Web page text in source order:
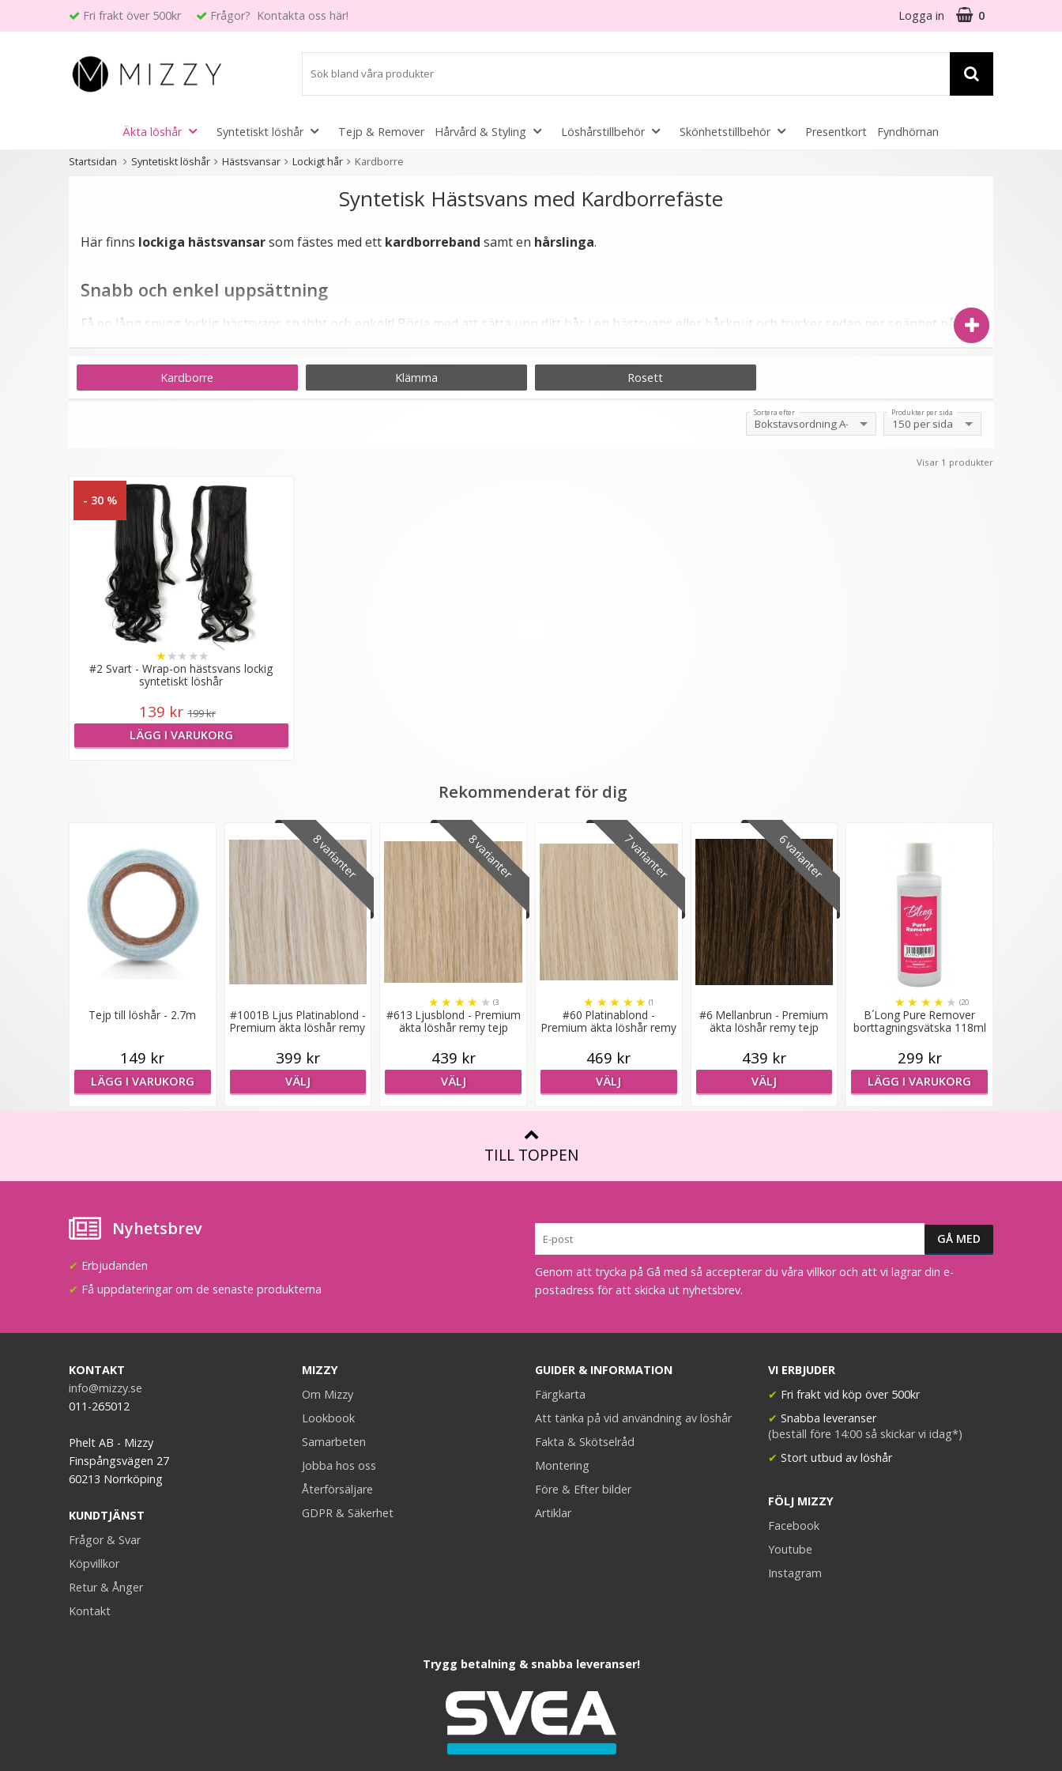
Fri frakt över 500kr Frågor? Kontakta oss här! Logga in 0
Äkta löshår Syntetiskt löshår Tejp & Remover Hårvård & Styling Löshårstillbehör Skönhetstillbehör Presentkort Fyndhörnan
Startsidan Syntetiskt löshår Hästsvansar Lockigt hår Kardborre
Syntetisk Hästsvans med Kardborrefäste
Här finns lockiga hästsvansarsom fästes med ett kardborreband samt en hårslinga.
Snabb och enkel uppsättning
Få en lång snygg lockig hästsvans snabbt och enkelt! Börja med att sätta upp ditt hår i en hästsvans eller hårknut och trycker sedan ner spännet på
hästsvansen, detta moment kan kräva en hårnål för att hålla håret på plats.
Matcha rätt hårfärg
Tänk på att matcha håret längre in på huvudet och inte topparna då de ofta har en ljusare ton än övriga håret. Hästsvansen monteras när ditt hår är
uppsatt och bör därför inte matchas med topparna som inte syns.
Kom ihåg att borsta igenom håret minst morgon och kväll för att undvika onödigt trassel och tovor.
Kardborre Klämma Rosett
Sortera efter Produkter per sida
Visar 1 produkter
- 30 %
#2 Svart - Wrap-on hästsvans lockig
syntetiskt löshår
★ ★★ ★★
139 kr 199 kr
LÄGG I VARUKORG
Rekommenderat för dig
Tejp till löshår - 2.7m
149 kr
LÄGG I VARUKORG
8 varianter
#1001B Ljus Platinablond -
Premium äkta löshår remy
399 kr
VÄLJ
8 varianter
#613 Ljusblond - Premium
äkta löshår remy tejp
★ ★ ★ ★ ★ (3
recensioner)
439 kr
VÄLJ
7 varianter
#60 Platinablond -
Premium äkta löshår remy
★ ★ ★ ★ ★ (1
recensioner)
469 kr
VÄLJ
6 varianter
#6 Mellanbrun - Premium
äkta löshår remy tejp
439 kr
VÄLJ
B´Long Pure Remover
borttagningsvätska 118ml
★ ★ ★ ★ ★ (20
recensioner)
299 kr
LÄGG I VARUKORG
TILL TOPPEN
Nyhetsbrev
✔ Erbjudanden
✔ Få uppdateringar om de senaste produkterna
Genom att trycka på Gå med så accepterar du våra villkor och att vi lagrar din e-
postadress för att skicka ut nyhetsbrev.
KONTAKT
info@mizzy.se
011-265012
Phelt AB - Mizzy
Finspångsvägen 27
60213 Norrköping
KUNDTJÄNST
Frågor & Svar
Köpvillkor
Retur & Ånger
Kontakt
MIZZY
Om Mizzy
Lookbook
Samarbeten
Jobba hos oss
Återförsäljare
GDPR & Säkerhet
GUIDER & INFORMATION
Färgkarta
Att tänka på vid användning av löshår
Fakta & Skötselråd
Montering
Före & Efter bilder
Artiklar
VI ERBJUDER
✔ Fri frakt vid köp över 500kr
✔ Snabba leveranser
(beställ före 14:00 så skickar vi idag*)
✔ Stort utbud av löshår
FÖLJ MIZZY
Facebook
Youtube
Instagram
Trygg betalning & snabba leveranser!